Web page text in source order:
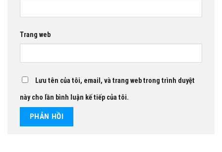
Trang web
Lưu tên của tôi, email, và trang web trong trình duyệt
này cho lần bình luận kế tiếp của tôi.